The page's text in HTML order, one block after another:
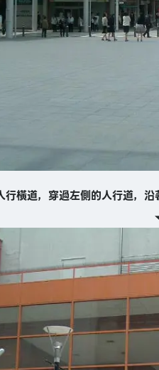
橫道，穿過左側的人行道，沿